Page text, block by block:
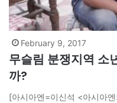
February 9, 2017
무슬림 분쟁지역 소
까?
[아시아엔=이신석 <아시아